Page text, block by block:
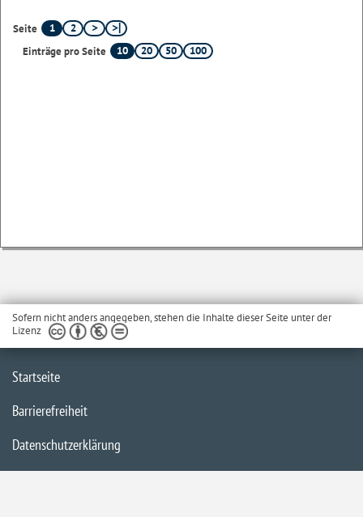
Seite 1
2
Einträge pro Seite
10 20 50 100
Sofern nicht anders angegeben, stehen die Inhalte dieser Seite unter der
Lizenz
Startseite
Barrierefreiheit
Datenschutzerklärung